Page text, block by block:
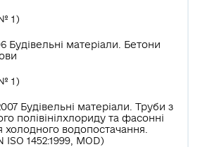
1)
Будівельні матеріали. Бетони
1)
Будівельні матеріали. Труби з
полівінілхлориду та фасонні
водопостачання.
ISO 1452:1999, MOD)